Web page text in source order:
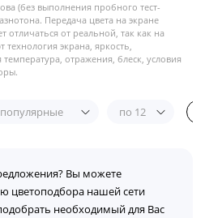
(без выполнения пробного тест-
Передача цвета на экране
отличаться от реальной, так как на
технология экрана, яркость,
температура, отражения, блеск, условия
по 12
Вы можете
цветоподбора нашей сети
необходимый для Вас